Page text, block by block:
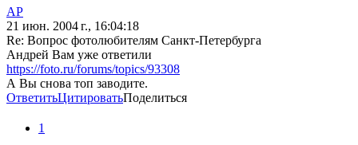
AP
21 июн. 2004 г., 16:04:18
Re: Вопрос фотолюбителям Санкт-Петербурга
Андрей Вам уже ответили
https://foto.ru/forums/topics/93308
А Вы снова топ заводите.
ОтветитьЦитироватьПоделиться
1